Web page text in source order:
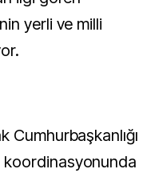
yerli ve milli
Cumhurbaşkanlığı
koordinasyonunda